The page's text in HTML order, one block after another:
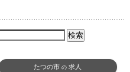
たつの市 の 求人